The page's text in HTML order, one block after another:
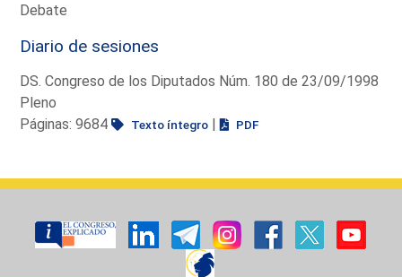
Debate
Diario de sesiones
DS. Congreso de los Diputados Núm. 180 de 23/09/1998
Pleno
Páginas: 9684
Texto íntegro | PDF